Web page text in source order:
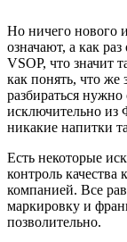
Но ничего нового
означают, а как
VSOP, что значит
как понять, что же
разбираться
исключительно из
никакие напитки
Есть некоторые
контроль качества
компанией. Все
маркировку и
позволительно.